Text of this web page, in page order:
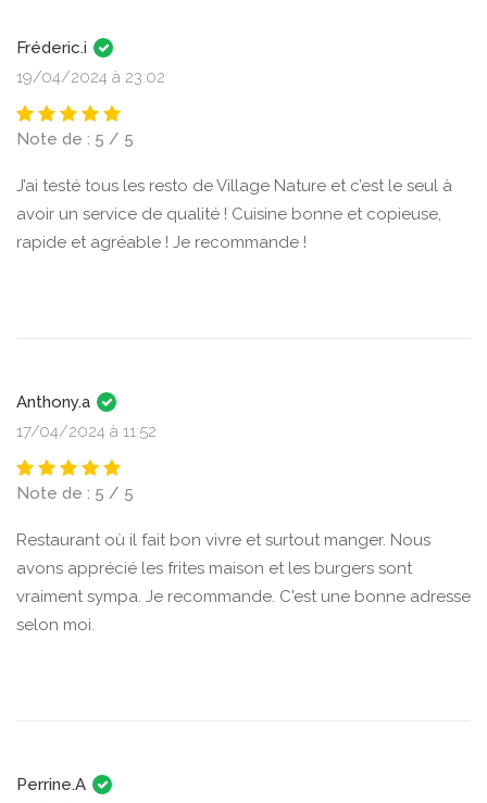
Fréderic.i
19/04/2024 à 23:02
Note de : 5 / 5
J’ai testé tous les resto de Village Nature et c’est le seul à
avoir un service de qualité ! Cuisine bonne et copieuse,
rapide et agréable ! Je recommande !
Anthony.a
17/04/2024 à 11:52
Note de : 5 / 5
Restaurant où il fait bon vivre et surtout manger. Nous
avons apprécié les frites maison et les burgers sont
vraiment sympa. Je recommande. C'est une bonne adresse
selon moi.
Perrine.A